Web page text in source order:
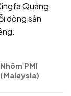
Quảng
dòng sản
Nhôm PMI
(Malaysia)